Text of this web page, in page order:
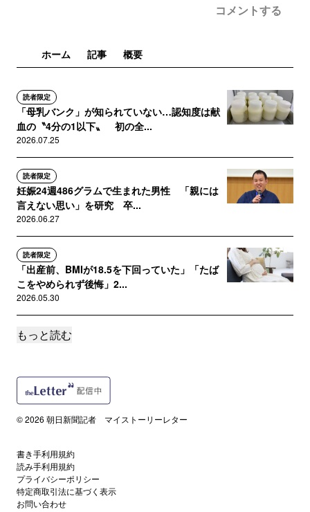
コメントする
ホーム 記事 概要
読者限定
「母乳バンク」が知られていない…認知度は献
血の〝4分の1以下〟 初の全...
2026.07.25
読者限定
妊娠24週486グラムで生まれた男性 「親には
言えない思い」を研究 卒...
2026.06.27
読者限定
「出産前、BMIが18.5を下回っていた」「たば
こをやめられず後悔」2...
2026.05.30
読者限定
2026.04.25
妊娠24週486gで生まれた命…春から大学院へ
2026.03.21
読者限定
「妹のへその緒が私の首に絡まって…」 小さ
もっと読む
© 2026 朝日新聞記者 マイストーリーレター
書き手利用規約
読み手利用規約
プライバシーポリシー
特定商取引法に基づく表示
お問い合わせ